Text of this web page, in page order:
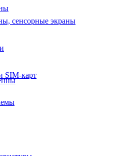
сенсорные экраны
SIM-карт